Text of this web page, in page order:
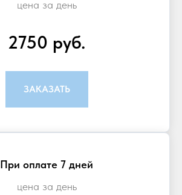
цена за день
2750 руб.
ЗАКАЗАТЬ
При оплате 7 дней
цена за день